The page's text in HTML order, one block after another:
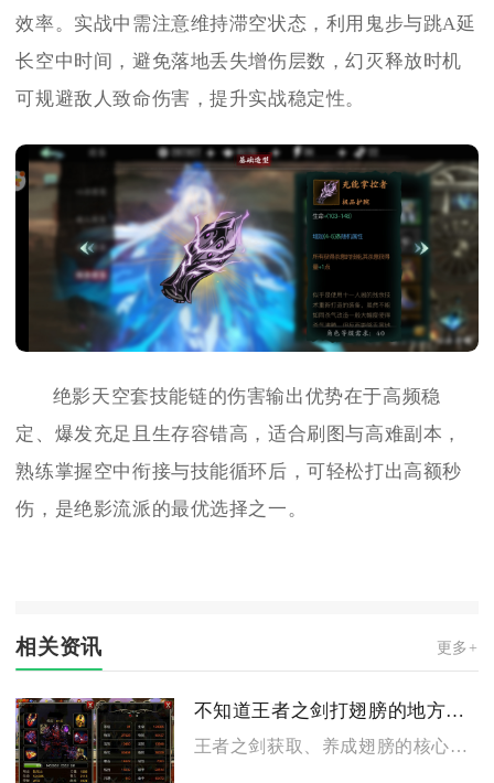
效率。实战中需注意维持滞空状态，利用鬼步与跳A延
长空中时间，避免落地丢失增伤层数，幻灭释放时机
可规避敌人致命伤害，提升实战稳定性。
绝影天空套技能链的伤害输出优势在于高频稳
定、爆发充足且生存容错高，适合刷图与高难副本，
熟练掌握空中衔接与技能循环后，可轻松打出高额秒
伤，是绝影流派的最优选择之一。
相关资讯 更多+
不知道王者之剑打翅膀的地方在哪里
王者之剑获取、养成翅膀的核心点位为炼狱迷宫，同时帮会副本、世...